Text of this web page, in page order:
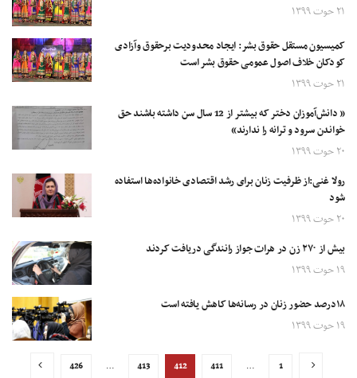
۲۱ حوت ۱۳۹۹
کمیسیون مستقل حقوق بشر: ایجاد محدودیت برحقوق وآزادی
کودکان خلاف اصول عمومی حقوق بشر است
۲۱ حوت ۱۳۹۹
« دانش‌آموزان دختر که بیشتر از 12 سال سن داشته باشند حق
خواندن سرود و ترانه را ندارند»
۲۰ حوت ۱۳۹۹
رولا غنی:از ظرفیت زنان برای رشد اقتصادی خانواده‌ها استفاده
شود
۲۰ حوت ۱۳۹۹
بیش از ۲۷۰ زن در هرات جواز رانندگی دریافت کردند
۱۹ حوت ۱۳۹۹
۱۸درصد حضور زنان در رسانه‌ها کاهش یافته است
۱۹ حوت ۱۳۹۹
1
…
411
412
413
…
426